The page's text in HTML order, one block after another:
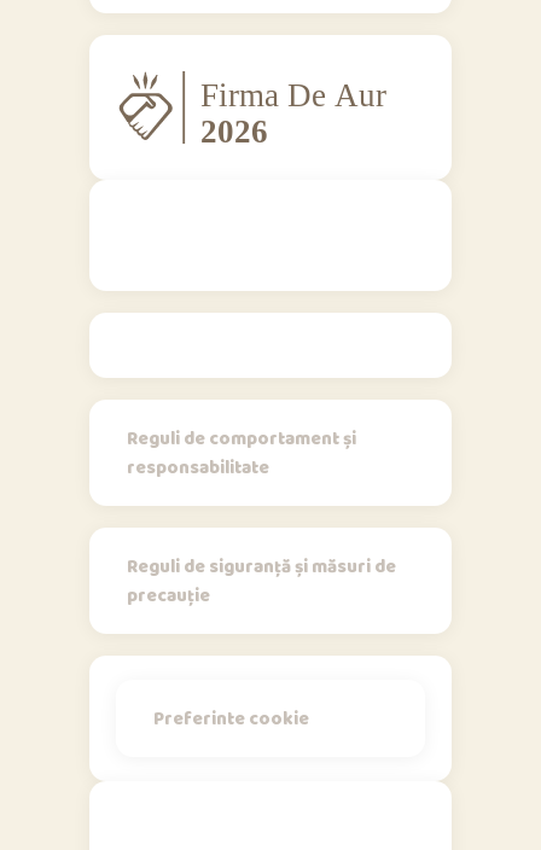
Reguli de comportament și
responsabilitate
Reguli de siguranță și măsuri de
precauție
Preferinte cookie